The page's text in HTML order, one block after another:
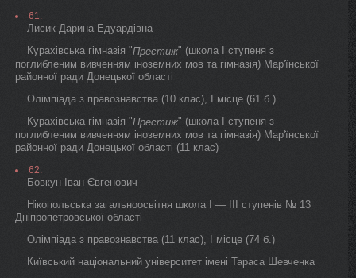
61.
Лисик Дарина Едуардівна
Курахівська гімназія "Престиж" (школа I ступеня з
поглибленим вивченням іноземних мов та гімназія) Мар'їнської
районної ради Донецької області
Олімпіада з правознавства (10 клас), I місце (61 б.)
Курахівська гімназія "Престиж" (школа I ступеня з
поглибленим вивченням іноземних мов та гімназія) Мар'їнської
районної ради Донецької області (11 клас)
62.
Бовкун Іван Євгенович
Нікопольська загальноосвітня школа I — III ступенів № 13
Дніпропетровської області
Олімпіада з правознавства (11 клас), I місце (74 б.)
Київський національний університет імені Тараса Шевченка